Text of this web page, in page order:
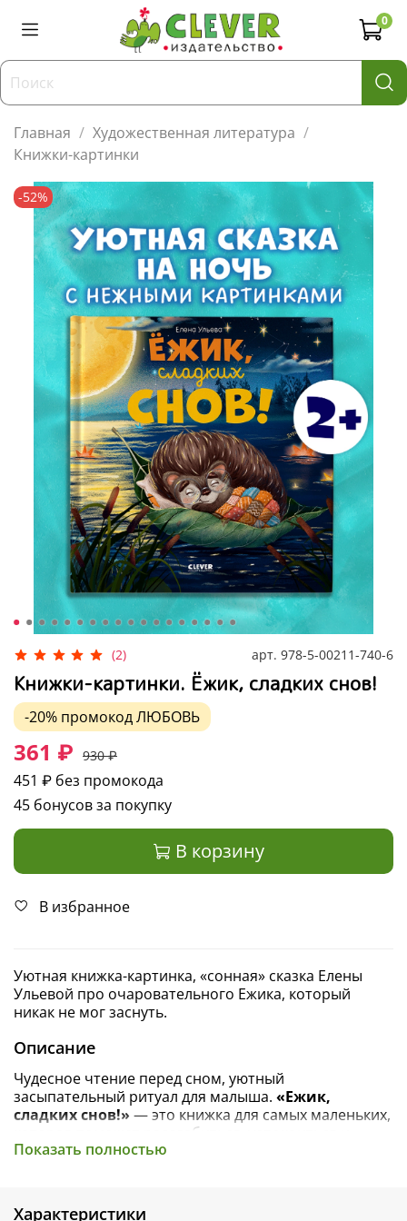
0
Главная
Художественная литература
Книжки-картинки
-52%
(2) арт. 978-5-00211-740-6
Книжки-картинки. Ёжик, сладких снов!
-20% промокодЛЮБОВЬ
361 ₽ 930 ₽
451 ₽ без промокода
45 бонусов за покупку
В корзину
В избранное
Уютная книжка-картинка, «сонная» сказка Елены
Ульевой про очаровательного Ежика, который
никак не мог заснуть.
Описание
Чудесное чтение перед сном, уютный
засыпательный ритуал для малыша. «Ежик,
сладких снов!» — это книжка для самых маленьких,
которая поможет расслабиться, успокоиться и
настроиться на сладкие сны.
Показать полностью
Характеристики